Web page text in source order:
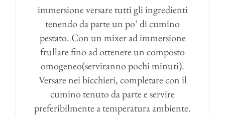
immersione versare tutti gli ingredienti
tenendo da parte un po’ di cumino
pestato. Con un mixer ad immersione
frullare fino ad ottenere un composto
omogeneo(serviranno pochi minuti).
Versare nei bicchieri, completare con il
cumino tenuto da parte e servire
preferibilmente a temperatura ambiente.